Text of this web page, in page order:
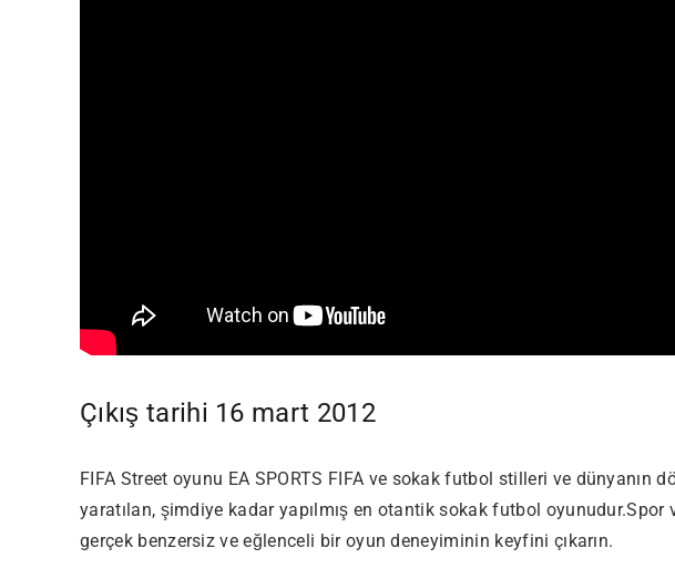
Çıkış tarihi 16 mart 2012
FIFA Street oyunu EA SPORTS FIFA ve sokak futbol stilleri ve dünyanın
yaratılan, şimdiye kadar yapılmış en otantik sokak futbol
gerçek benzersiz ve eğlenceli bir oyun deneyiminin keyfini çıkarın.